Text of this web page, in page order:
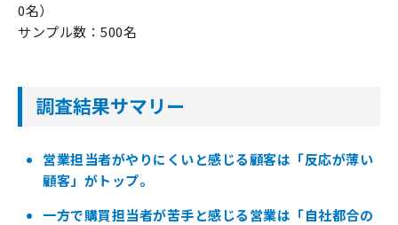
0名）
サンプル数：500名
調査結果サマリー
営業担当者がやりにくいと感じる顧客は「反応が薄い
顧客」がトップ。
一方で購買担当者が苦手と感じる営業は「自社都合の